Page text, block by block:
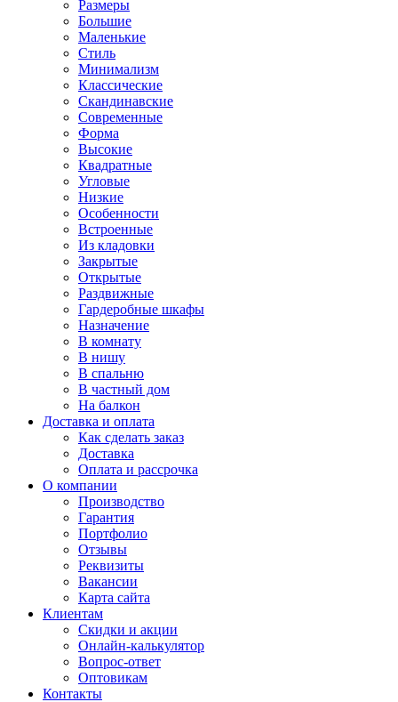
Размеры
Большие
Маленькие
Стиль
Минимализм
Классические
Скандинавские
Современные
Форма
Высокие
Квадратные
Угловые
Низкие
Особенности
Встроенные
Из кладовки
Закрытые
Открытые
Раздвижные
Гардеробные шкафы
Назначение
В комнату
В нишу
В спальню
В частный дом
На балкон
Доставка и оплата
Как сделать заказ
Доставка
Оплата и рассрочка
О компании
Производство
Гарантия
Портфолио
Отзывы
Реквизиты
Вакансии
Карта сайта
Клиентам
Скидки и акции
Онлайн-калькулятор
Вопрос-ответ
Оптовикам
Контакты